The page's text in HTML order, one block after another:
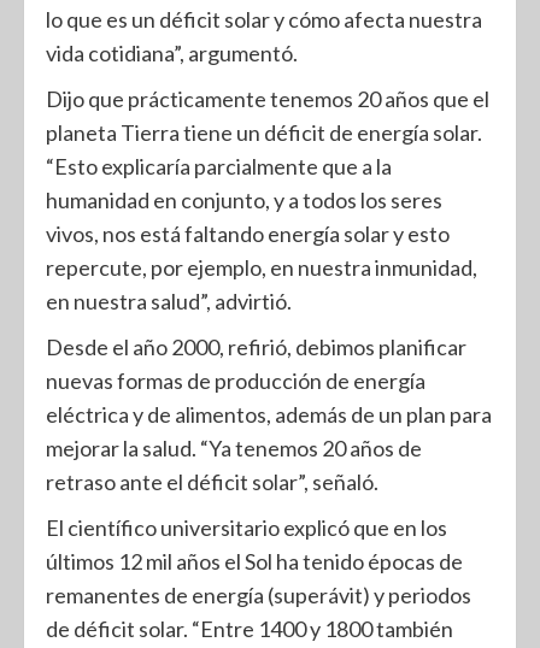
lo que es un déficit solar y cómo afecta nuestra
vida cotidiana”, argumentó.
Dijo que prácticamente tenemos 20 años que el
planeta Tierra tiene un déficit de energía solar.
“Esto explicaría parcialmente que a la
humanidad en conjunto, y a todos los seres
vivos, nos está faltando energía solar y esto
repercute, por ejemplo, en nuestra inmunidad,
en nuestra salud”, advirtió.
Desde el año 2000, refirió, debimos planificar
nuevas formas de producción de energía
eléctrica y de alimentos, además de un plan para
mejorar la salud. “Ya tenemos 20 años de
retraso ante el déficit solar”, señaló.
El científico universitario explicó que en los
últimos 12 mil años el Sol ha tenido épocas de
remanentes de energía (superávit) y periodos
de déficit solar. “Entre 1400 y 1800 también